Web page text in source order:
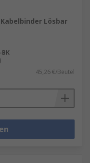
Lösbar
BK
45,26 €/Beutel